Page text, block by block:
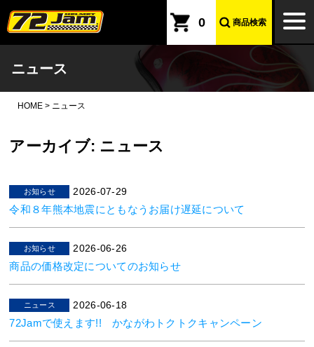
本文へ
0 商品検索
ニュース
HOME > ニュース
アーカイブ: ニュース
お知らせ 2026-07-29
令和８年熊本地震にともなうお届け遅延について
お知らせ 2026-06-26
商品の価格改定についてのお知らせ
ニュース 2026-06-18
72Jamで使えます!! かながわトクトクキャンペーン